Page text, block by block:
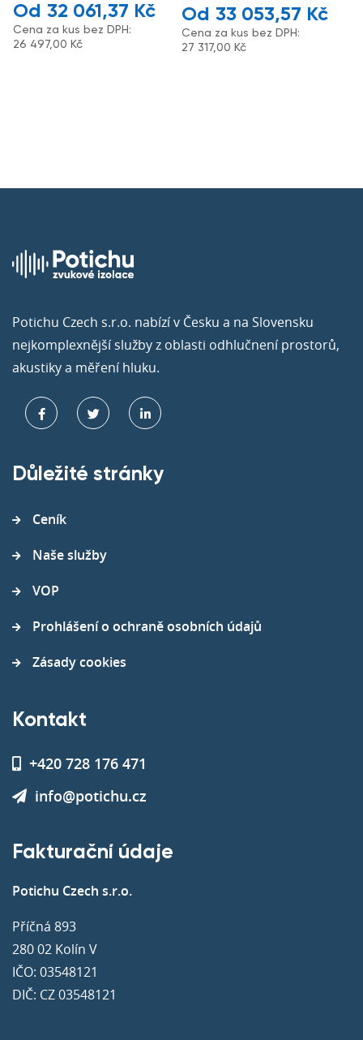
32 061,37 Kč
Cena za kus bez DPH:
26 497,00 Kč
33 053,57 Kč
Cena za kus bez DPH:
27 317,00 Kč
Potichu Czech s.r.o. nabízí v Česku a na Slovensku
nejkomplexnější služby z oblasti odhlučnení prostorů,
akustiky a měření hluku.
Důležité stránky
Ceník
Naše služby
VOP
Prohlášení o ochraně osobních údajů
Zásady cookies
Kontakt
+420 728 176 471
info@potichu.cz
Fakturační údaje
Potichu Czech s.r.o.
Příčná 893
280 02 Kolín V
IČO: 03548121
DIČ: CZ 03548121